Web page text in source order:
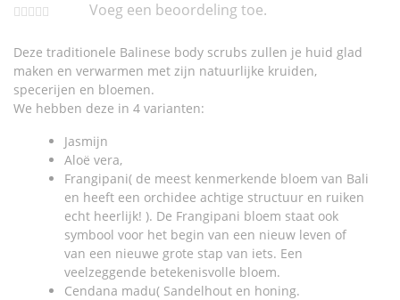
Voeg een beoordeling toe.
Deze traditionele Balinese body scrubs zullen je huid glad
maken en verwarmen met zijn natuurlijke kruiden,
specerijen en bloemen.
We hebben deze in 4 varianten:
Jasmijn
Aloë vera,
Frangipani( de meest kenmerkende bloem van Bali
en heeft een orchidee achtige structuur en ruiken
echt heerlijk! ). De Frangipani bloem staat ook
symbool voor het begin van een nieuw leven of
van een nieuwe grote stap van iets. Een
veelzeggende betekenisvolle bloem.
Cendana madu( Sandelhout en honing.